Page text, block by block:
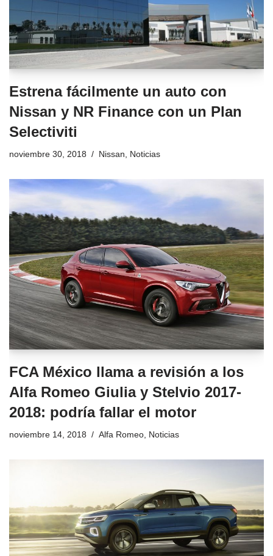
Estrena fácilmente un auto con
Nissan y NR Finance con un Plan
Selectiviti
noviembre 30, 2018 Nissan, Noticias
FCA México llama a revisión a los
Alfa Romeo Giulia y Stelvio 2017-
2018: podría fallar el motor
noviembre 14, 2018 Alfa Romeo Noticias